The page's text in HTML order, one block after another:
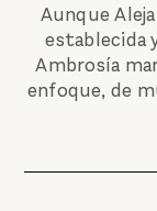
Aunque
establecida
Ambrosía
enfoque, de